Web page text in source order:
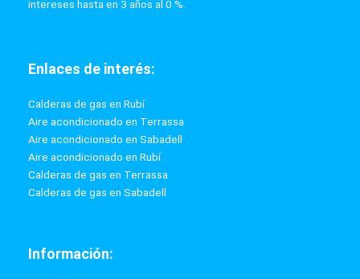
intereses hasta en 3 años al 0 %.
Enlaces de interés:
Calderas de gas en Rubí
Aire acondicionado en Terrassa
Aire acondicionado en Sabadell
Aire acondicionado en Rubí
Calderas de gas en Terrassa
Calderas de gas en Sabadell
Información: